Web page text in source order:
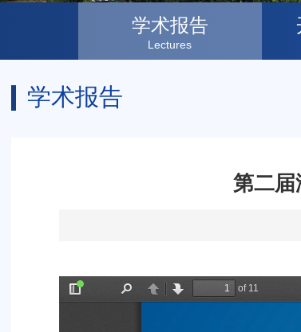
学术报告
Lectures
学术报告
第二届